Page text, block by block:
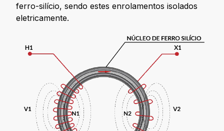
ferro-silício, sendo estes enrolamentos isolados
eletricamente.